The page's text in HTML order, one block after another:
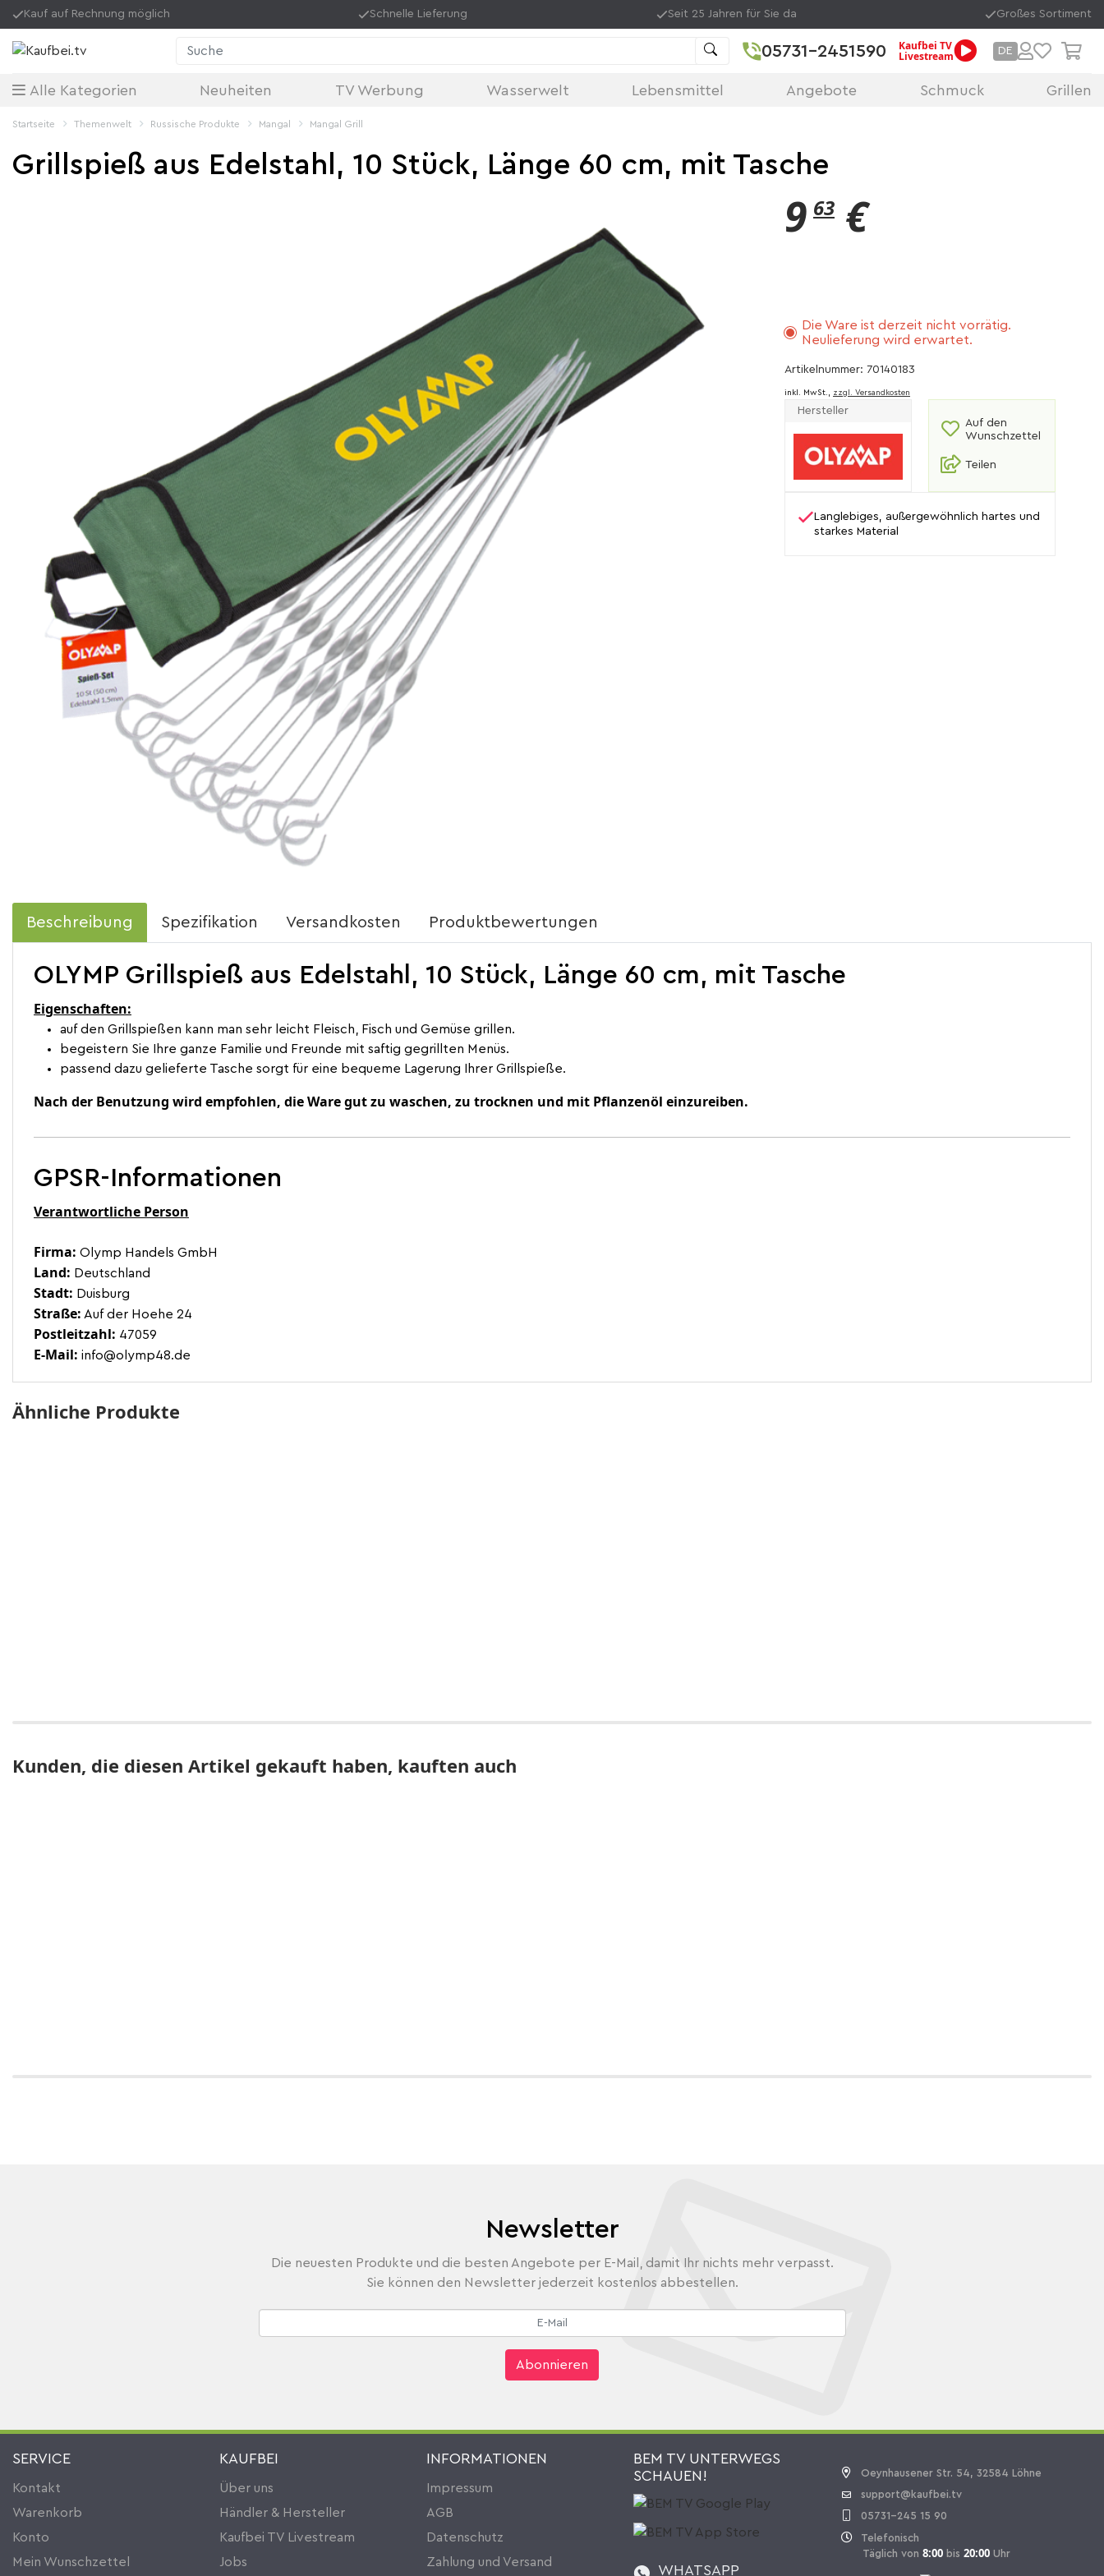
Kauf auf Rechnung möglich Schnelle Lieferung Seit 25 Jahren für Sie da Großes Sortiment
Suche 05731-2451590 Kaufbei TV
Livestream DE
Alle Kategorien Neuheiten TV Werbung Wasserwelt Lebensmittel Angebote Schmuck Grillen
Startseite themenwelt Russische Produkte Mangal Mangal Grill
Grillspieß aus Edelstahl, 10 Stück, Länge 60 cm, mit Tasche
9 63 €
Die Ware ist derzeit nicht vorrätig.
Neulieferung wird erwartet.
Artikelnummer: 70140183
inkl. MwSt., zzgl. Versandkosten
Hersteller
Auf den
Wunschzettel
Teilen
Langlebiges, außergewöhnlich hartes und
starkes Material
Beschreibung Spezifikation Versandkosten Produktbewertungen
OLYMP Grillspieß aus Edelstahl, 10 Stück, Länge 60 cm, mit Tasche
Eigenschaften:
auf den Grillspießen kann man sehr leicht Fleisch, Fisch und Gemüse grillen.
begeistern Sie Ihre ganze Familie und Freunde mit saftig gegrillten Menüs.
passend dazu gelieferte Tasche sorgt für eine bequeme Lagerung Ihrer Grillspieße.
Nach der Benutzung wird empfohlen, die Ware gut zu waschen, zu trocknen und mit Pflanzenöl einzureiben.
GPSR-Informationen
Verantwortliche Person
Firma: Olymp Handels GmbH
Land: Deutschland
Stadt: Duisburg
Straße: Auf der Hoehe 24
Postleitzahl: 47059
E-Mail: info@olymp48.de
Ähnliche Produkte
Kunden, die diesen Artikel gekauft haben, kauften auch
Newsletter
Die neuesten Produkte und die besten Angebote per E-Mail, damit Ihr nichts mehr verpasst.
Sie können den Newsletter jederzeit kostenlos abbestellen.
Abonnieren
SERVICE
Kontakt
Warenkorb
Konto
Mein Wunschzettel
KAUFBEI
Über uns
Händler & Hersteller
Kaufbei TV Livestream
Jobs
INFORMATIONEN
Impressum
AGB
Datenschutz
Zahlung und Versand
BEM TV UNTERWEGS
SCHAUEN!
WHATSAPP
Oeynhausener Str. 54, 32584 Löhne
support@kaufbei.tv
05731-245 15 90
Telefonisch
Täglich von 8:00 bis 20:00 Uhr